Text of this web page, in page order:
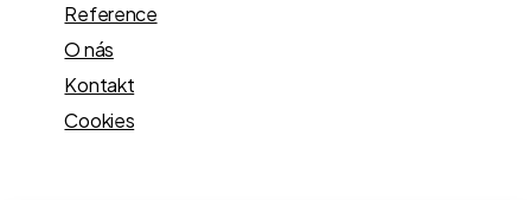
Reference
O nás
Kontakt
Cookies